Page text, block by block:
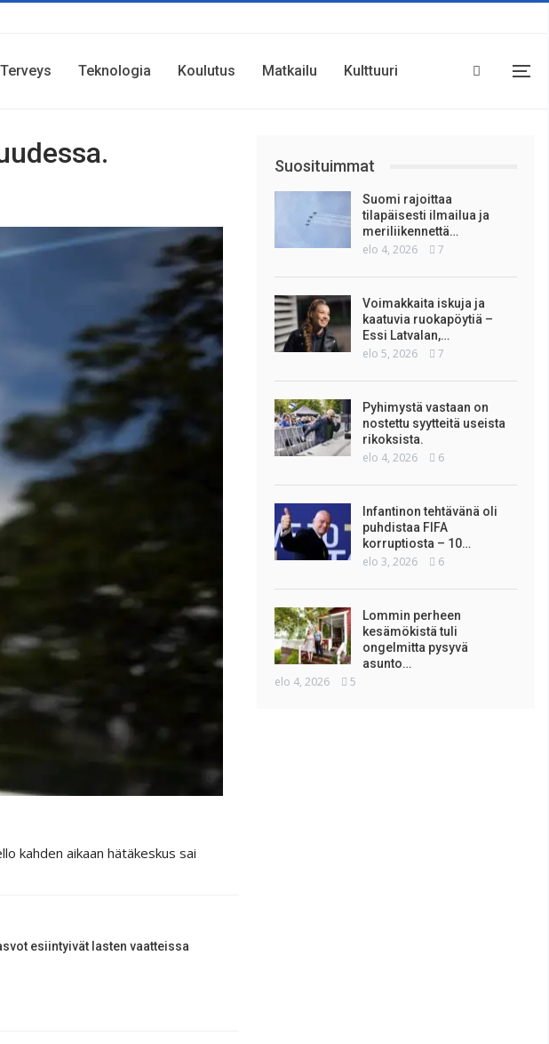
Terveys Teknologia Koulutus Matkailu Kulttuuri
kahden aikaan hätäkeskus sai
esiintyivät lasten vaatteissa
Suosituimmat
Suomi rajoittaa
tilapäisesti ilmailua ja
meriliikennettä…
elo 4, 2026 7
Voimakkaita iskuja ja
kaatuvia ruokapöytiä –
Essi Latvalan,…
elo 5, 2026 7
Pyhimystä vastaan on
nostettu syytteitä useista
rikoksista.
elo 4, 2026 6
Infantinon tehtävänä oli
puhdistaa FIFA
korruptiosta – 10…
elo 3, 2026 6
Lommin perheen
kesämökistä tuli
ongelmitta pysyvä
asunto…
elo 4, 2026 5